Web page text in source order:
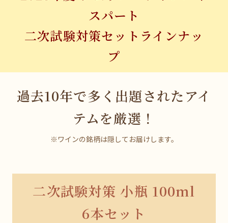
スパート
二次試験対策セットラインナッ
プ
過去10年で多く出題されたアイ
テムを厳選！
※ワインの銘柄は隠してお届けします。
二次試験対策 小瓶 100ml
6本セット